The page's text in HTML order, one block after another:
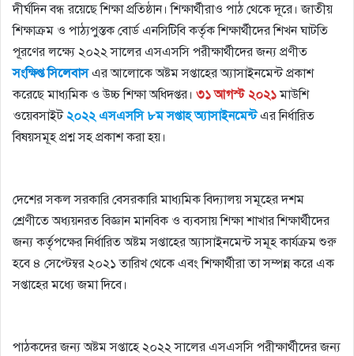
দীর্ঘদিন বন্ধ রয়েছে শিক্ষা প্রতিষ্ঠান। শিক্ষার্থীরাও পাঠ থেকে দূরে। জাতীয়
শিক্ষাক্রম ও পাঠ্যপুস্তক বোর্ড এনসিটিবি কর্তৃক শিক্ষার্থীদের শিখন ঘাটতি
পূরণের লক্ষ্যে ২০২২ সালের এসএসসি পরীক্ষার্থীদের জন্য প্রণীত
সংক্ষিপ্ত সিলেবাসএর আলোকে অষ্টম সপ্তাহের অ্যাসাইনমেন্ট প্রকাশ
করেছে মাধ্যমিক ও উচ্চ শিক্ষা অধিদপ্তর। ৩১ আগস্ট ২০২১মাউশি
ওয়েবসাইট ২০২২ এসএসসি ৮ম সপ্তাহ অ্যাসাইনমেন্টএর নির্ধারিত
বিষয়সমূহ প্রশ্ন সহ প্রকাশ করা হয়।
দেশের সকল সরকারি বেসরকারি মাধ্যমিক বিদ্যালয় সমূহের দশম
শ্রেণীতে অধ্যয়নরত বিজ্ঞান মানবিক ও ব্যবসায় শিক্ষা শাখার শিক্ষার্থীদের
জন্য কর্তৃপক্ষের নির্ধারিত অষ্টম সপ্তাহের অ্যাসাইনমেন্ট সমূহ কার্যক্রম শুরু
হবে ৪ সেপ্টেম্বর ২০২১ তারিখ থেকে এবং শিক্ষার্থীরা তা সম্পন্ন করে এক
সপ্তাহের মধ্যে জমা দিবে।
পাঠকদের জন্য অষ্টম সপ্তাহে ২০২২ সালের এসএসসি পরীক্ষার্থীদের জন্য